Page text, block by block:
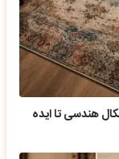
هندسی تا ایده